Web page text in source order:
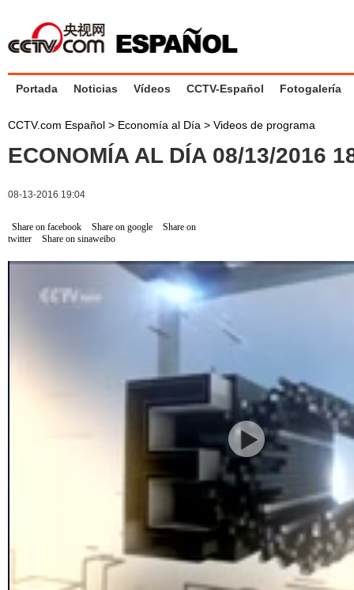
Portada Noticias Vídeos CCTV-Español Fotogalería
CCTV.com Español > Economía al Día > Videos de programa
ECONOMÍA AL DÍA 08/13/2016
08-13-2016 19:04
Share on facebook Share on google
Share on
twitter
Share on sinaweibo